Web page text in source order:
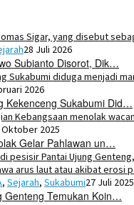
28 Juli 2026
Subianto Disorot, Dik…
2026
Kekenceng Sukabumi Did…
Oktober 2025
Gelar Pahlawan un…
, Sejarah, Sukabumi27 Juli 2025
Genteng Temukan Koin…